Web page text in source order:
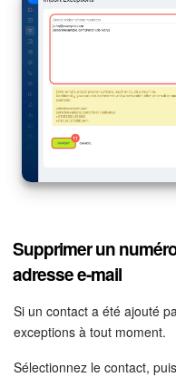
Supprimer un
adresse e-mail
Si un contact a été ajouté
exceptions à tout moment.
Sélectionnez le contact,